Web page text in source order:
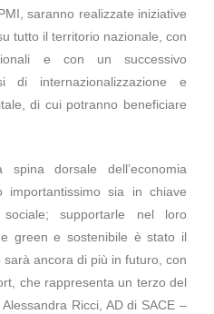
saranno realizzate iniziative
tutto il territorio nazionale, con
e con un successivo
di internazionalizzazione e
di cui potranno beneficiare
dorsale dell’economia
sia in chiave
supportarle nel loro
green e sostenibile è stato il
ancora di più in futuro, con
che rappresenta un terzo del
Ricci, AD di SACE –